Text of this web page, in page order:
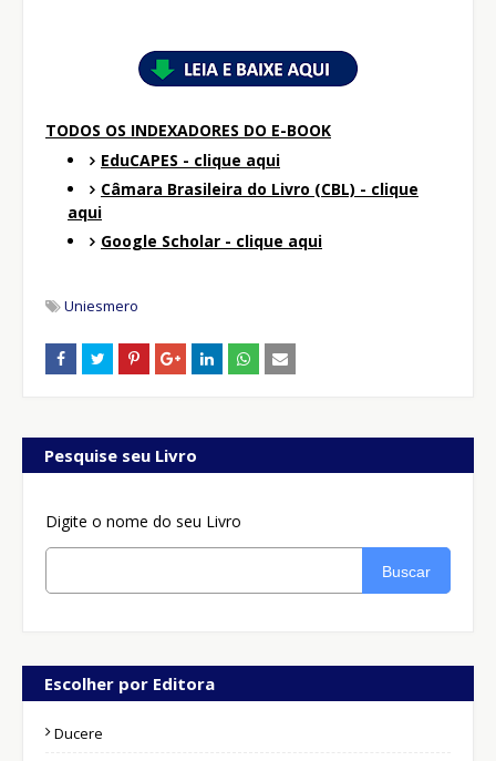
TODOS OS INDEXADORES DO E-BOOK
EduCAPES - clique aqui
Câmara Brasileira do Livro (CBL) - clique
aqui
Google Scholar - clique aqui
Uniesmero
Pesquise seu Livro
Digite o nome do seu Livro
Buscar
Escolher por Editora
Ducere